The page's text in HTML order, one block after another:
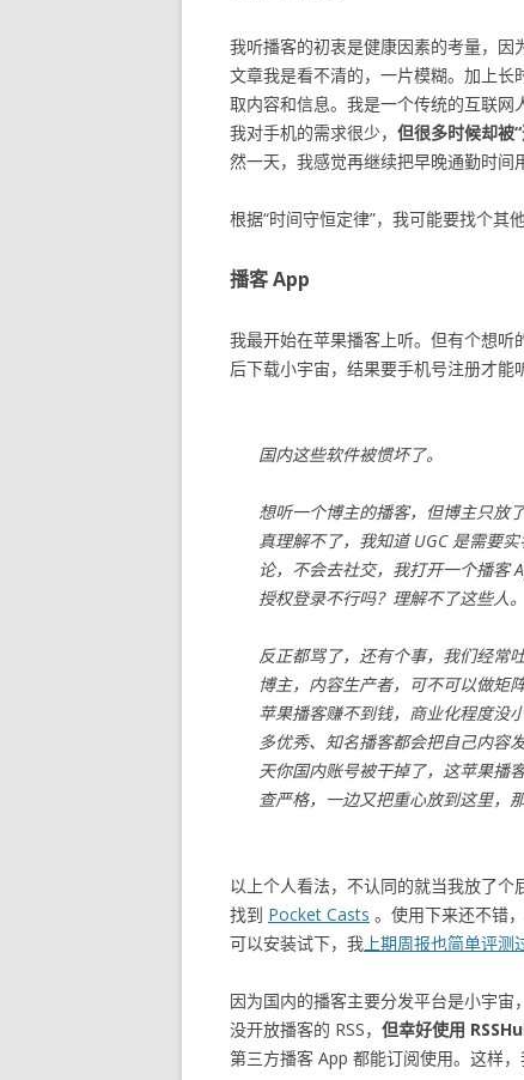
我听播客的初衷是健康因素的考量，
文章我是看不清的，一片模糊。加上
取内容和信息。我是一个传统的互联网
我对手机的需求很少， 但很多时候却被
然一天，我感觉再继续把早晚通勤时间
根据“时间守恒定律”，我可能要找个其
播客 App
我最开始在苹果播客上听。但有个想
后下载小宇宙，结果要手机号注册才能
国内这些软件被惯坏了。
想听一个博主的播客，但博主只放
真理解不了，我知道 UGC 是需要
论，不会去社交，我打开一个播客
授权登录不行吗？理解不了这些人。
反正都骂了，还有个事，我们经常
博主，内容生产者，可不可以做矩
苹果播客赚不到钱，商业化程度没
多优秀、知名播客都会把自己内容
天你国内账号被干掉了，这苹果播
查严格，一边又把重心放到这里，
以上个人看法，不认同的就当我放了
找到 Pocket Casts 。使用下来还不错
可以安装试下，我 上期周报也简单评测
因为国内的播客主要分发平台是小宇
没开放播客的 RSS， 但幸好使用
第三方播客 App 都能订阅使用。这样